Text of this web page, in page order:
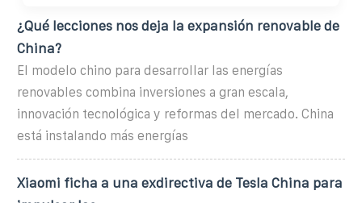
¿Qué lecciones nos deja la expansión renovable de
China?
El modelo chino para desarrollar las energías
renovables combina inversiones a gran escala,
innovación tecnológica y reformas del mercado. China
está instalando más energías
Xiaomi ficha a una exdirectiva de Tesla China para